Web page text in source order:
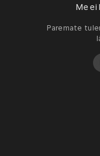
Me
Paremate